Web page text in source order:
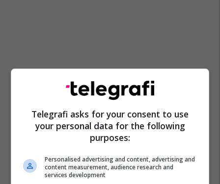
Telegrafi asks for your consent to use
your personal data for the following
purposes:
Personalised advertising and content, advertising and
content measurement, audience research and
services development